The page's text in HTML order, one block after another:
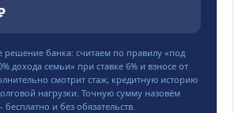
решение банка: считаем по правилу «под
% дохода семьи» при ставке 6% и взносе от
смотрит стаж, кредитную историю
нагрузки. Точную сумму назовём
и без обязательств.